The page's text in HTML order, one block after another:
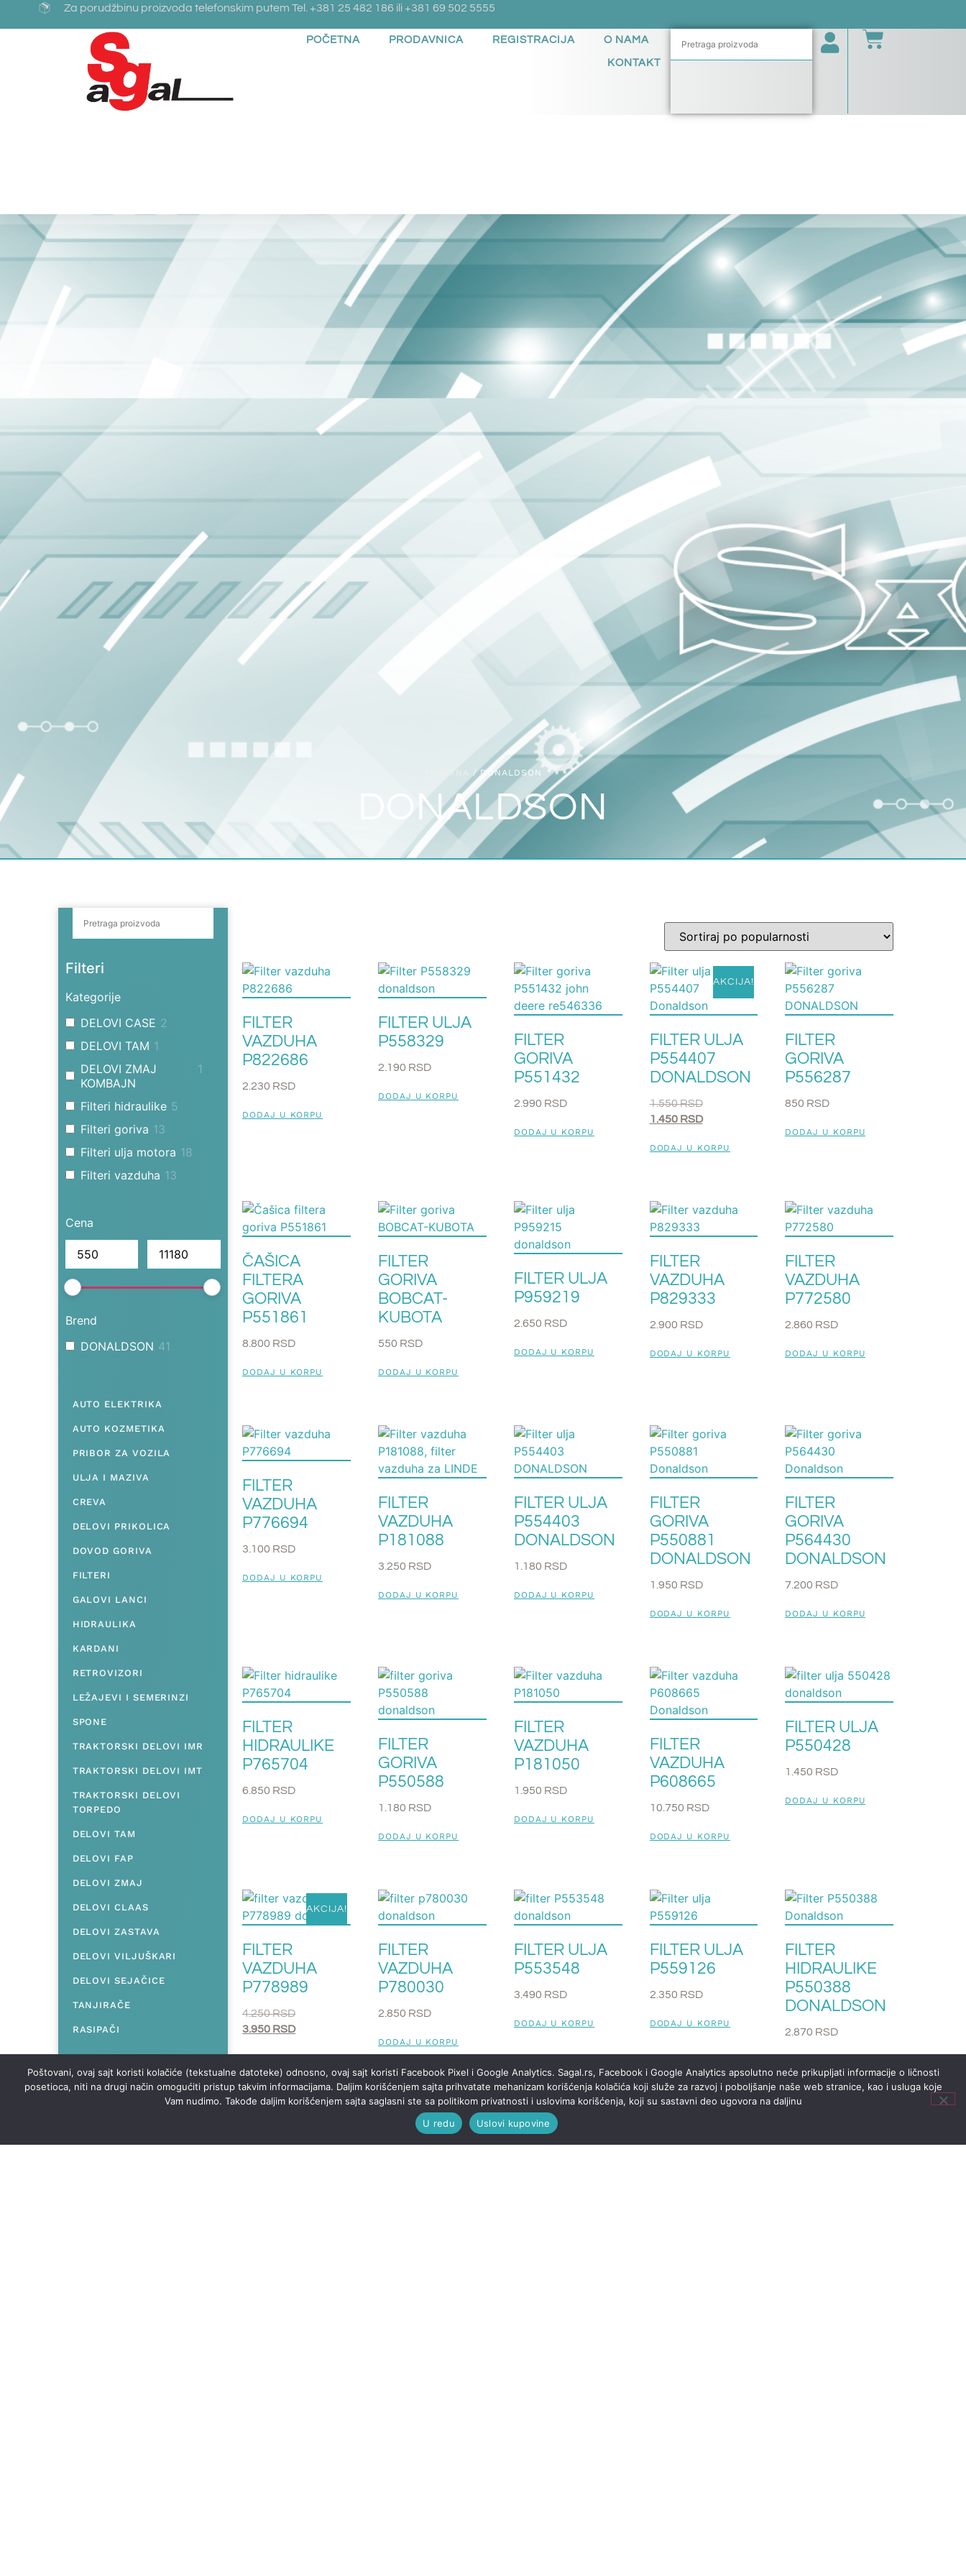
Za porudžbinu proizvoda telefonskim putem Tel. +381 25 482 186 ili +381 69 502 5555
POČETNA PRODAVNICA REGISTRACIJA O NAMA
KONTAKT
POČETNA / DONALDSON
DONALDSON
AUTO ELEKTRIKA
AUTO KOZMETIKA
PRIBOR ZA VOZILA
ULJA I MAZIVA
CREVA
DELOVI PRIKOLICA
DOVOD GORIVA
FILTERI
GALOVI LANCI
HIDRAULIKA
KARDANI
RETROVIZORI
LEŽAJEVI I SEMERINZI
SPONE
TRAKTORSKI DELOVI IMR
TRAKTORSKI DELOVI IMT
TRAKTORSKI DELOVI
TORPEDO
DELOVI TAM
DELOVI FAP
DELOVI ZMAJ
DELOVI CLAAS
DELOVI ZASTAVA
DELOVI VILJUŠKARI
DELOVI SEJAČICE
TANJIRAČE
RASIPAČI
Filteri
Kategorije
DELOVI CASE 2
DELOVI TAM 1
DELOVI ZMAJ
KOMBAJN
1
Filteri hidraulike 5
Filteri goriva 13
Filteri ulja motora 18
Filteri vazduha 13
Cena
Brend
DONALDSON 41
FILTER
VAZDUHA
P822686
2.230 RSD
DODAJ U KORPU
FILTER ULJA
P558329
2.190 RSD
DODAJ U KORPU
FILTER
GORIVA
P551432
2.990 RSD
DODAJ U KORPU
AKCIJA!
FILTER ULJA
P554407
DONALDSON
1.550RSD
1.450 RSD
DODAJ U KORPU
FILTER
GORIVA
P556287
850 RSD
DODAJ U KORPU
ČAŠICA
FILTERA
GORIVA
P551861
8.800 RSD
DODAJ U KORPU
FILTER
GORIVA
BOBCAT-
KUBOTA
550 RSD
DODAJ U KORPU
FILTER ULJA
P959219
2.650 RSD
DODAJ U KORPU
FILTER
VAZDUHA
P829333
2.900 RSD
DODAJ U KORPU
FILTER
VAZDUHA
P772580
2.860 RSD
DODAJ U KORPU
FILTER
VAZDUHA
P776694
3.100 RSD
DODAJ U KORPU
FILTER
VAZDUHA
P181088
3.250 RSD
DODAJ U KORPU
FILTER ULJA
P554403
DONALDSON
1.180 RSD
DODAJ U KORPU
FILTER
GORIVA
P550881
DONALDSON
1.950 RSD
DODAJ U KORPU
FILTER
GORIVA
P564430
DONALDSON
7.200 RSD
DODAJ U KORPU
FILTER
HIDRAULIKE
P765704
6.850 RSD
DODAJ U KORPU
FILTER
GORIVA
P550588
1.180 RSD
DODAJ U KORPU
FILTER
VAZDUHA
P181050
1.950 RSD
DODAJ U KORPU
FILTER
VAZDUHA
P608665
10.750 RSD
DODAJ U KORPU
FILTER ULJA
P550428
1.450 RSD
DODAJ U KORPU
AKCIJA!
FILTER
VAZDUHA
P778989
4.250RSD
3.950 RSD
DODAJ U KORPU
FILTER
VAZDUHA
P780030
2.850 RSD
DODAJ U KORPU
FILTER ULJA
P553548
3.490 RSD
DODAJ U KORPU
FILTER ULJA
P559126
2.350 RSD
DODAJ U KORPU
FILTER
HIDRAULIKE
P550388
DONALDSON
2.870 RSD
1 2 →
Poštovani, ovaj sajt koristi kolačiće (tekstualne datoteke) odnosno, ovaj sajt koristi Facebook Pixel i Google Analytics. Sagal.rs, Facebook i Google Analytics apsolutno neće prikupljati informacije o ličnosti
posetioca, niti na drugi način omogućiti pristup takvim informacijama. Daljim korišćenjem sajta prihvatate mehanizam korišćenja kolačića koji služe za razvoj i poboljšanje naše web stranice, kao i usluga koje
Vam nudimo. Takođe daljim korišćenjem sajta saglasni ste sa politikom privatnosti i uslovima korišćenja, koji su sastavni deo ugovora na daljinu
U redu
Uslovi kupovine